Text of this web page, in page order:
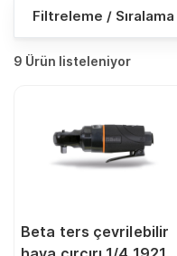
Filtreleme / Sıralama
9 Ürün listeleniyor
Beta ters çevrilebilir